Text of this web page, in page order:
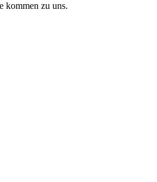
kommen zu uns.